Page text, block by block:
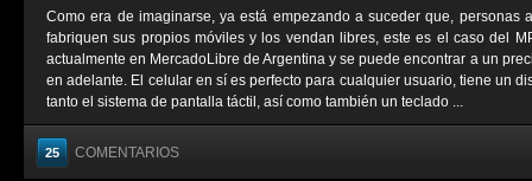
Como era de imaginarse, ya está empezando a suceder que, personas
fabriquen sus propios móviles y los vendan libres, este es el caso del
actualmente en MercadoLibre de Argentina y se puede encontrar a un
en adelante. El celular en sí es perfecto para cualquier usuario, tiene un
tanto el sistema de pantalla táctil, así como también un teclado ...
25 COMENTARIOS